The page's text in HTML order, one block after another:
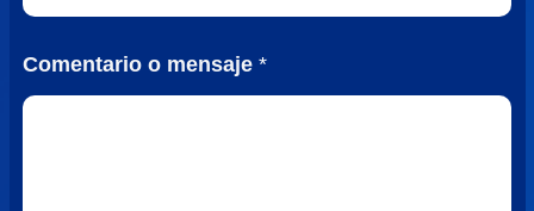
Comentario o mensaje*